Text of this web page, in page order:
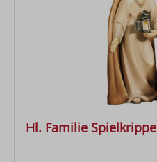
Hl. Familie Spielkrippe